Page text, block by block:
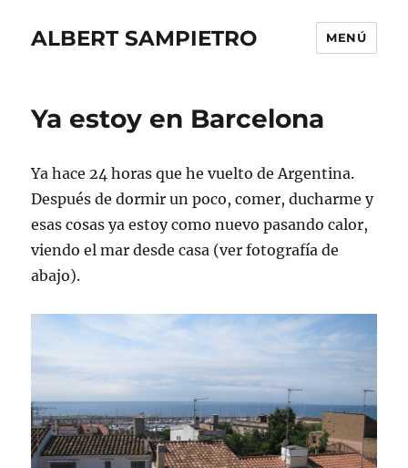
ALBERT SAMPIETRO MENÚ
Ya estoy en Barcelona
Ya hace 24 horas que he vuelto de Argentina.
Después de dormir un poco, comer, ducharme y
esas cosas ya estoy como nuevo pasando calor,
viendo el mar desde casa (ver fotografía de
abajo).